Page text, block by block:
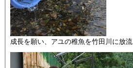
成長を願い、アユの稚魚を竹田川に放流